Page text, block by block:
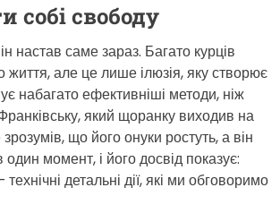
т
а
н
н
я
свободу
настав саме зараз. Багато курців
але це лише ілюзія, яку створює
набагато ефективніші методи, ніж
який щоранку виходив на
що його онуки ростуть, а він
момент, і його досвід показує:
детальні дії, які ми обговоримо